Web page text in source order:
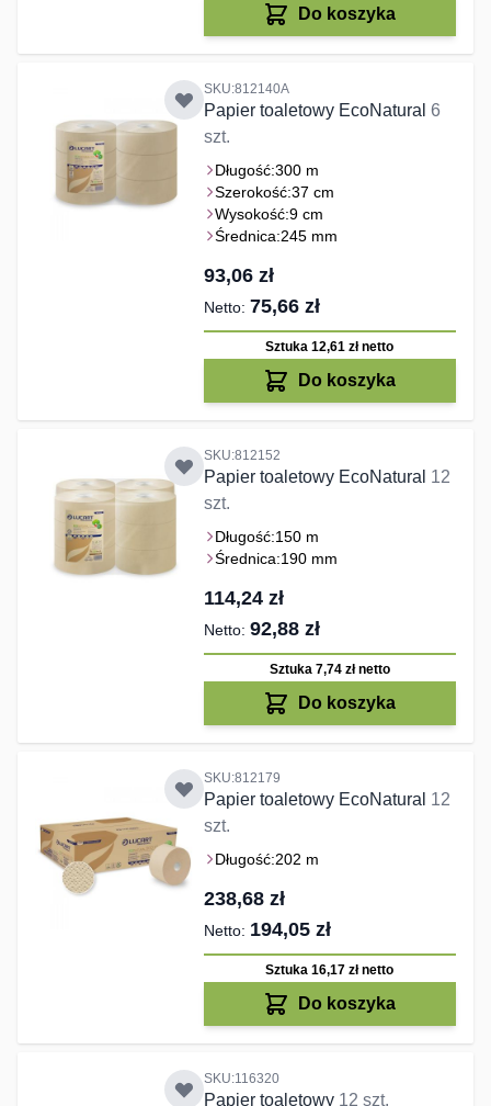
Do koszyka
SKU:812140A
Papier toaletowy EcoNatural 6
szt.
Długość:300 m
Szerokość:37 cm
Wysokość:9 cm
Średnica:245 mm
93,06 zł
75,66 zł
Sztuka 12,61 złnetto
Do koszyka
SKU:812152
Papier toaletowy EcoNatural 12
szt.
Długość:150 m
Średnica:190 mm
114,24 zł
92,88 zł
Sztuka 7,74 złnetto
Do koszyka
SKU:812179
Papier toaletowy EcoNatural 12
szt.
Długość:202 m
238,68 zł
194,05 zł
Sztuka 16,17 złnetto
Do koszyka
SKU:116320
Papier toaletowy 12 szt.